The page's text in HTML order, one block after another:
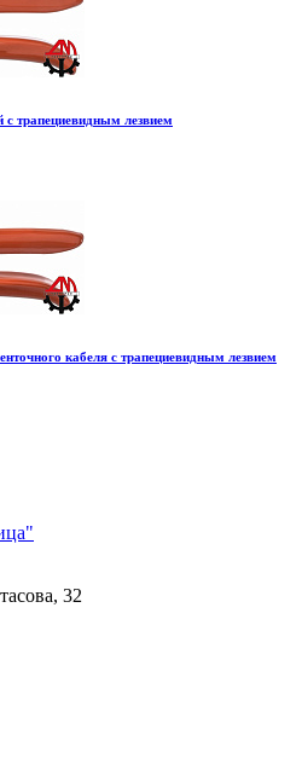
трапециевидным лезвием
кабеля с трапециевидным лезвием
32